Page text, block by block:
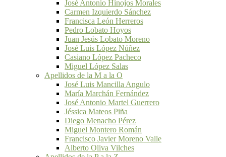
José Antonio Hinojos Morales
Carmen Izquierdo Sánchez
Francisca León Herreros
Pedro Lobato Hoyos
Juan Jesús Lobato Moreno
José Luis López Núñez
Casiano López Pacheco
Miguel López Salas
Apellidos de la M a la O
José Luis Mancilla Angulo
María Marchán Fernández
José Antonio Martel Guerrero
Jéssica Mateos Piña
Diego Menacho Pérez
Miguel Montero Román
Francisco Javier Moreno Valle
Alberto Oliva Vilches